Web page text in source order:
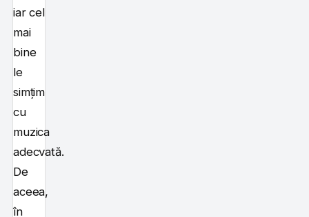
iar cel
mai
bine
le
simțim
cu
muzica
adecvată.
De
aceea,
în